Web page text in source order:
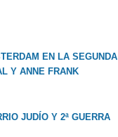
EN LA SEGUNDA
Y ANNE FRANK
JUDÍO Y 2ª GUERRA